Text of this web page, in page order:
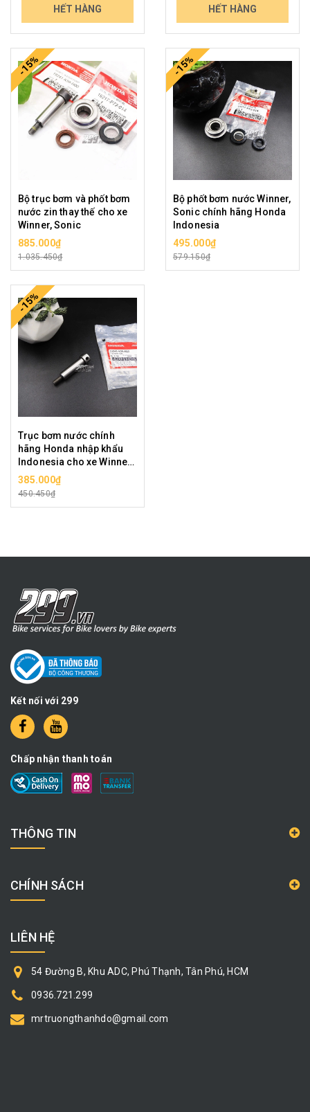
389.000₫HẾT HÀNG 379.000₫HẾT HÀNG
-15%
Bộ trục bơm và phốt bơm
nước zin thay thế cho xe
Winner, Sonic
885.000₫
1.035.450₫
-15%
Bộ phốt bơm nước Winner,
Sonic chính hãng Honda
Indonesia
495.000₫
579.150₫
-15%
Trục bơm nước chính
hãng Honda nhập khẩu
Indonesia cho xe Winner,
Sonic
385.000₫
450.450₫
Kết nối với 299
Chấp nhận thanh toán
THÔNG TIN
CHÍNH SÁCH
LIÊN HỆ
54 Đường B, Khu ADC, Phú Thạnh, Tân Phú, HCM
0936.721.299
mrtruongthanhdo@gmail.com